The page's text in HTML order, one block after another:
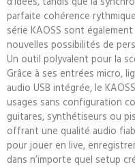
parfaite cohérence
série KAOSS sont
nouvelles possibilités de
Un outil polyvalent pour la
Grâce à ses entrées micro,
audio USB intégrée, le
usages sans configuration
guitares, synthétiseurs ou
offrant une qualité audio
pour jouer en live,
dans n’importe quel setup